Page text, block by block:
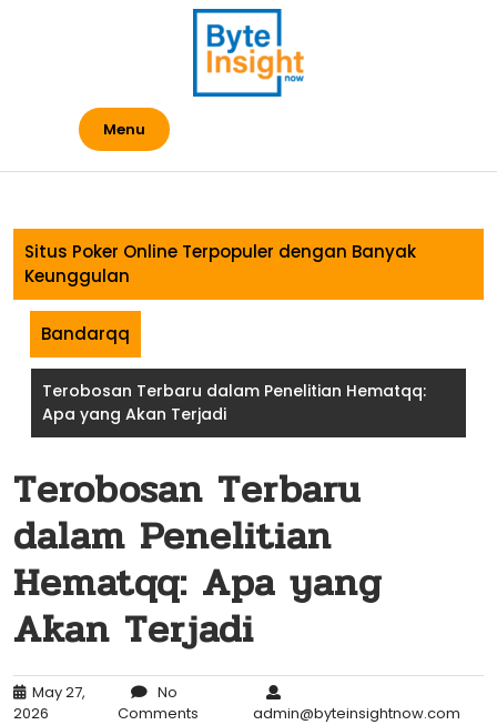
Menu
Situs Poker Online Terpopuler dengan Banyak
Keunggulan
Bandarqq
Terobosan Terbaru dalam Penelitian Hematqq:
Apa yang Akan Terjadi
Terobosan Terbaru
dalam Penelitian
Hematqq: Apa yang
Akan Terjadi
May 27,
2026
No
Comments
admin@byteinsightnow.com